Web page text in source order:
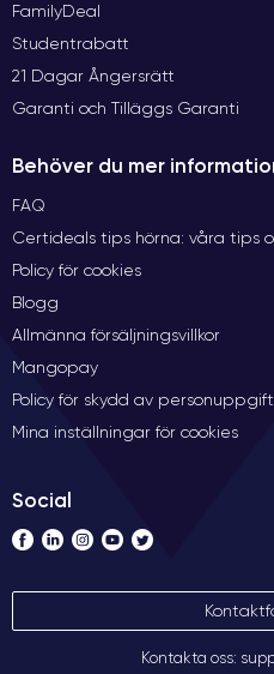
FamilyDeal
Studentrabatt
21 Dagar Ångersrätt
Garanti och Tilläggs Garanti
Behöver du mer
FAQ
Certideals tips hörna: våra tips
Policy för cookies
Blogg
Allmänna försäljningsvillkor
Mangopay
Policy för skydd av
Mina inställningar för cookies
Social
Kontakta oss: